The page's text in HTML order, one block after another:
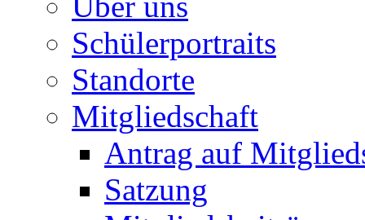
Schülerportraits
Standorte
Mitgliedschaft
Antrag auf
Satzung